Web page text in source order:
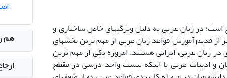
در زبان عربی به دلیل ویژگی­های خاص ساختاری و
از قدیم آموزش قواعد زبان عربی از مهم ترین بخش­های
زبان عربی، ایرانی هستند. امروزه یکی از مهم ترین
و ادبیات عربی با اینکه بیست واحد درسی در مقطع
هم